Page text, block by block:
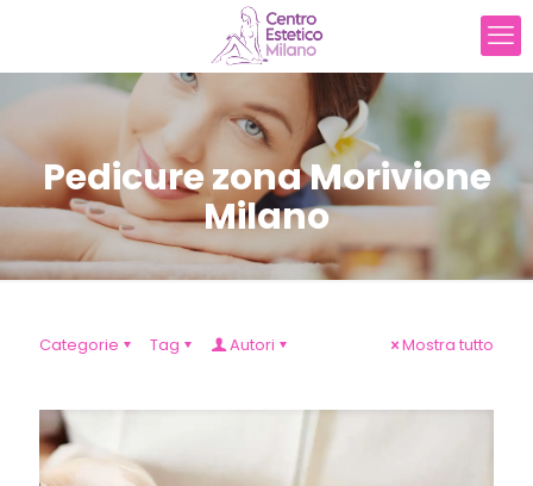
Pedicure zona Morivione
Milano
Categorie Tag Autori Mostra tutto